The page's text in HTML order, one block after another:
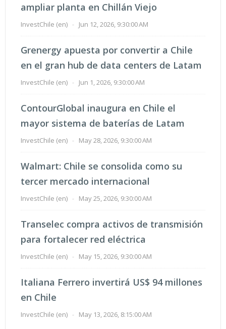
ampliar planta en Chillán Viejo
InvestChile (en) - Jun 12, 2026, 9:30:00 AM
Grenergy apuesta por convertir a Chile
en el gran hub de data centers de Latam
InvestChile (en) - Jun 1, 2026, 9:30:00 AM
ContourGlobal inaugura en Chile el
mayor sistema de baterías de Latam
InvestChile (en) - May 28, 2026, 9:30:00 AM
Walmart: Chile se consolida como su
tercer mercado internacional
InvestChile (en) - May 25, 2026, 9:30:00 AM
Transelec compra activos de transmisión
para fortalecer red eléctrica
InvestChile (en) - May 15, 2026, 9:30:00 AM
Italiana Ferrero invertirá US$ 94 millones
en Chile
InvestChile (en) - May 13, 2026, 8:15:00 AM